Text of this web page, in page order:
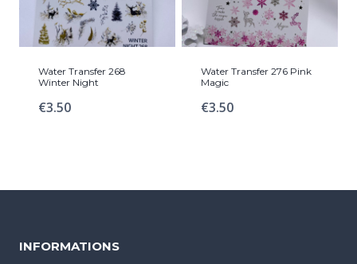
Water Transfer 268
Winter Night
€3.50
Water Transfer 276 Pink
Magic
€3.50
INFORMATIONS